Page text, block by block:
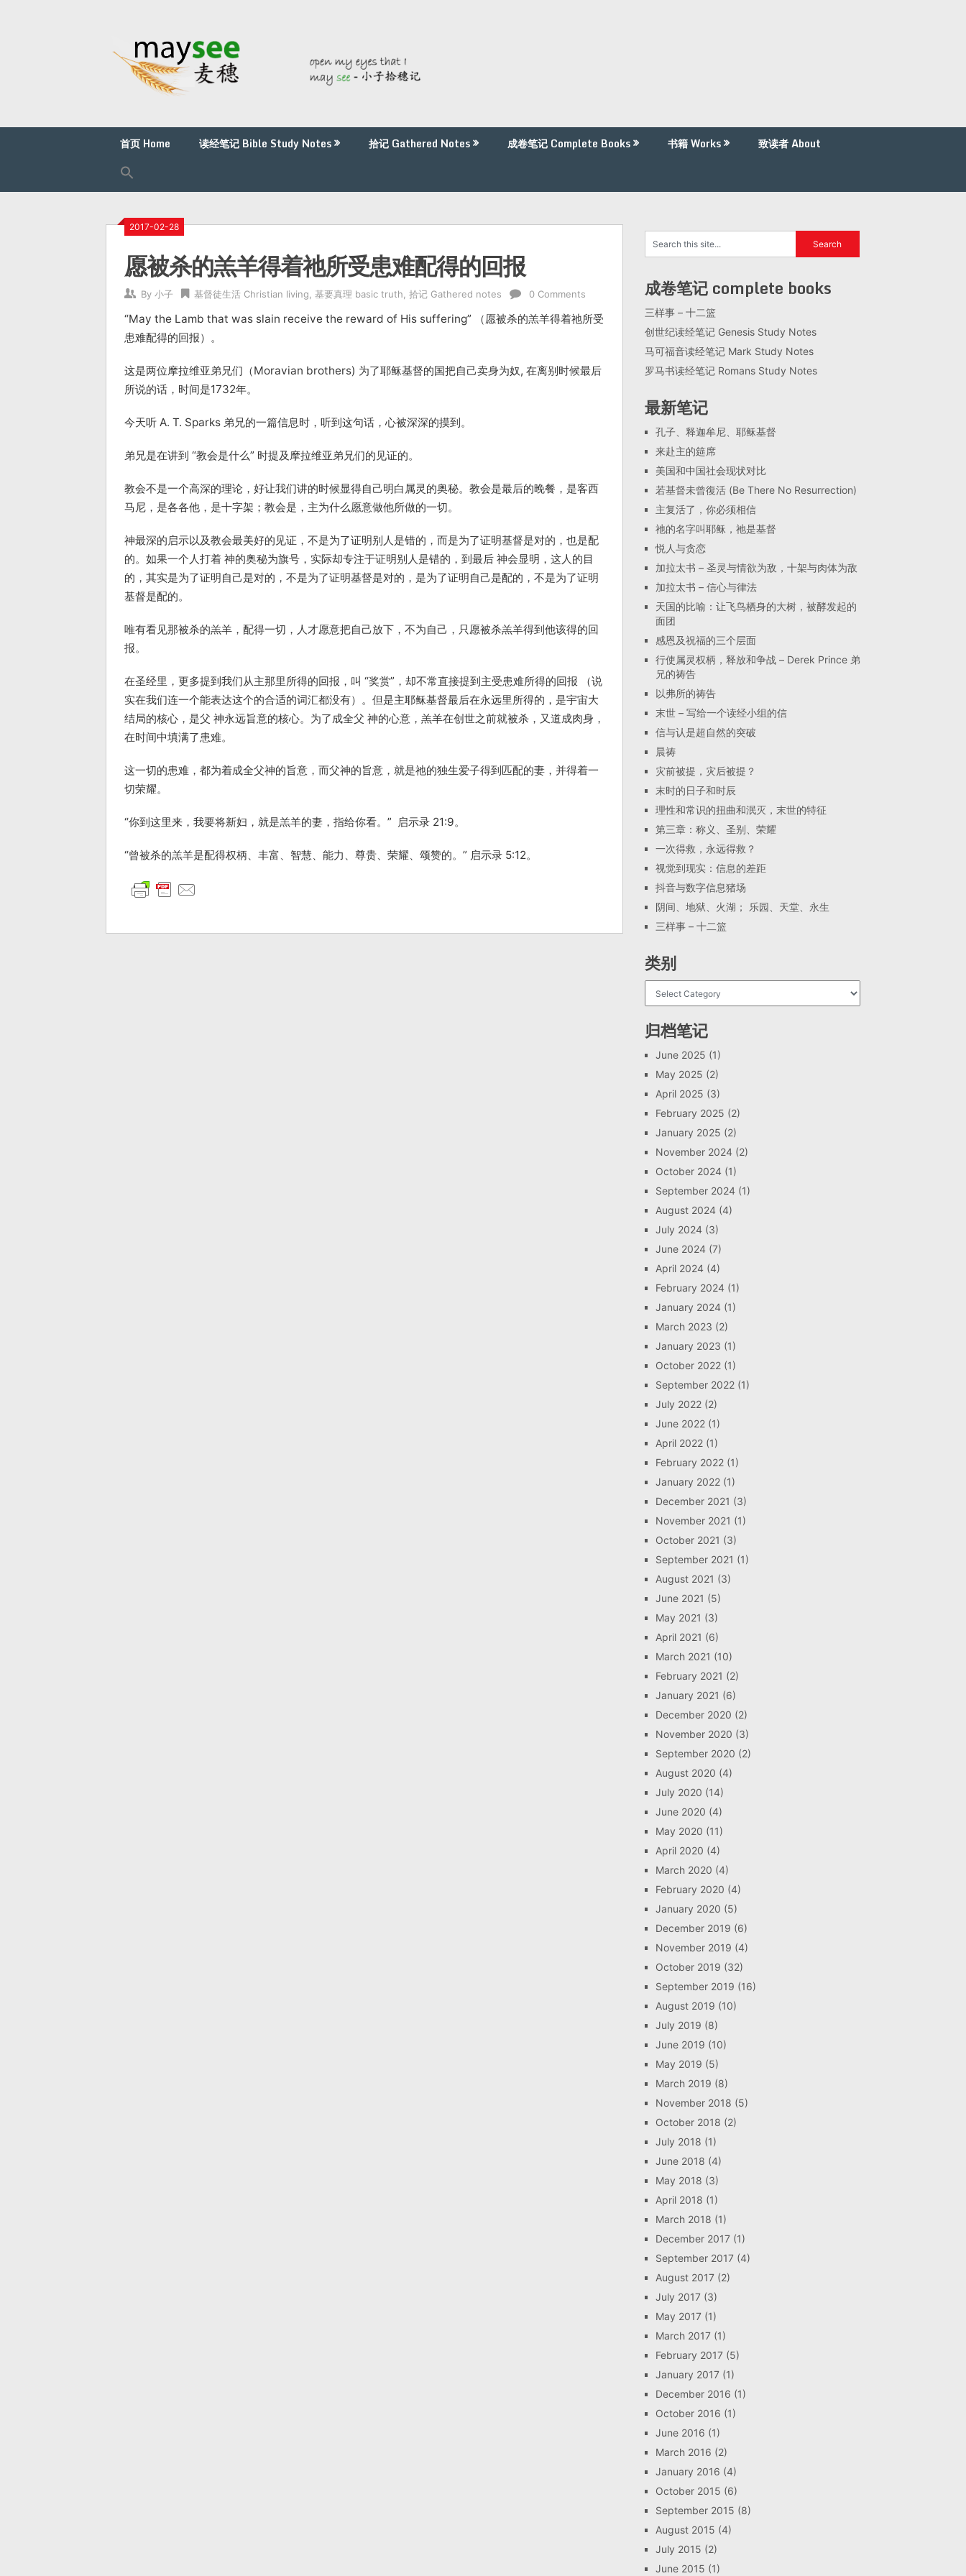
首页 Home 读经笔记 Bible Study Notes 拾记 Gathered Notes 成卷笔记 Complete Books 书籍 Works 致读者 About
2017-02-28
愿被杀的羔羊得着祂所受患难配得的回报
By 小子 基督徒生活 Christian living 基要真理 basic truth 拾记 Gathered notes 0 Comments
“May the Lamb that was slain receive the reward of His suffering” （愿被杀的羔羊得着祂所受
患难配得的回报）。
这是两位摩拉维亚弟兄们（Moravian brothers) 为了耶稣基督的国把自己卖身为奴, 在离别时候最后
所说的话，时间是1732年。
今天听 A. T. Sparks 弟兄的一篇信息时，听到这句话，心被深深的摸到。
弟兄是在讲到 “教会是什么” 时提及摩拉维亚弟兄们的见证的。
教会不是一个高深的理论，好让我们讲的时候显得自己明白属灵的奥秘。教会是最后的晚餐，是客西
马尼，是各各他，是十字架；教会是，主为什么愿意做他所做的一切。
神最深的启示以及教会最美好的见证，不是为了证明别人是错的，而是为了证明基督是对的，也是配
的。如果一个人打着 神的奥秘为旗号，实际却专注于证明别人是错的，到最后 神会显明，这人的目
的，其实是为了证明自己是对的，不是为了证明基督是对的，是为了证明自己是配的，不是为了证明
基督是配的。
唯有看见那被杀的羔羊，配得一切，人才愿意把自己放下，不为自己，只愿被杀羔羊得到他该得的回
报。
在圣经里，更多提到我们从主那里所得的回报，叫 “奖赏”，却不常直接提到主受患难所得的回报 （说
实在我们连一个能表达这个的合适的词汇都没有）。但是主耶稣基督最后在永远里所得的，是宇宙大
结局的核心，是父 神永远旨意的核心。为了成全父 神的心意，羔羊在创世之前就被杀，又道成肉身，
在时间中填满了患难。
这一切的患难，都为着成全父神的旨意，而父神的旨意，就是祂的独生爱子得到匹配的妻，并得着一
切荣耀。
“你到这里来，我要将新妇，就是羔羊的妻，指给你看。” 启示录 21:9。
“曾被杀的羔羊是配得权柄、丰富、智慧、能力、尊贵、荣耀、颂赞的。” 启示录 5:12。
成卷笔记 complete books
三样事 – 十二篮
创世纪读经笔记 Genesis Study Notes
马可福音读经笔记 Mark Study Notes
罗马书读经笔记 Romans Study Notes
最新笔记
孔子、释迦牟尼、耶稣基督
来赴主的筵席
美国和中国社会现状对比
若基督未曾復活 (Be There No Resurrection)
主复活了，你必须相信
祂的名字叫耶稣，祂是基督
悦人与贪恋
加拉太书 – 圣灵与情欲为敌，十架与肉体为敌
加拉太书 – 信心与律法
天国的比喻：让飞鸟栖身的大树，被酵发起的
面团
感恩及祝福的三个层面
行使属灵权柄，释放和争战 – Derek Prince 弟
兄的祷告
以弗所的祷告
末世 – 写给一个读经小组的信
信与认是超自然的突破
晨祷
灾前被提，灾后被提？
末时的日子和时辰
理性和常识的扭曲和泯灭，末世的特征
第三章：称义、圣别、荣耀
一次得救，永远得救？
视觉到现实：信息的差距
抖音与数字信息猪场
阴间、地狱、火湖； 乐园、天堂、永生
三样事 – 十二篮
类别
归档笔记
June 2025 (1)
May 2025 (2)
April 2025 (3)
February 2025 (2)
January 2025 (2)
November 2024 (2)
October 2024 (1)
September 2024 (1)
August 2024 (4)
July 2024 (3)
June 2024 (7)
April 2024 (4)
February 2024 (1)
January 2024 (1)
March 2023 (2)
January 2023 (1)
October 2022 (1)
September 2022 (1)
July 2022 (2)
June 2022 (1)
April 2022 (1)
February 2022 (1)
January 2022 (1)
December 2021 (3)
November 2021 (1)
October 2021 (3)
September 2021 (1)
August 2021 (3)
June 2021 (5)
May 2021 (3)
April 2021 (6)
March 2021 (10)
February 2021 (2)
January 2021 (6)
December 2020 (2)
November 2020 (3)
September 2020 (2)
August 2020 (4)
July 2020 (14)
June 2020 (4)
May 2020 (11)
April 2020 (4)
March 2020 (4)
February 2020 (4)
January 2020 (5)
December 2019 (6)
November 2019 (4)
October 2019 (32)
September 2019 (16)
August 2019 (10)
July 2019 (8)
June 2019 (10)
May 2019 (5)
March 2019 (8)
November 2018 (5)
October 2018 (2)
July 2018 (1)
June 2018 (4)
May 2018 (3)
April 2018 (1)
March 2018 (1)
December 2017 (1)
September 2017 (4)
August 2017 (2)
July 2017 (3)
May 2017 (1)
March 2017 (1)
February 2017 (5)
January 2017 (1)
December 2016 (1)
October 2016 (1)
June 2016 (1)
March 2016 (2)
January 2016 (4)
October 2015 (6)
September 2015 (8)
August 2015 (4)
July 2015 (2)
June 2015 (1)